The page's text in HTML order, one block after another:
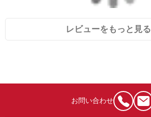
レビューをもっと見る
お問い合わせ